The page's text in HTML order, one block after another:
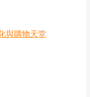
與購物天堂